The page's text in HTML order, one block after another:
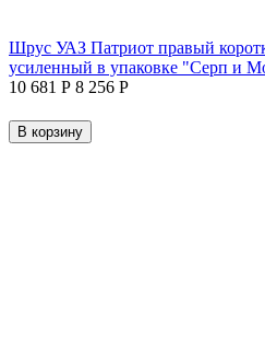
Шрус УАЗ Патриот правый
усиленный в упаковке "Серп и
10 681 Р 8 256 Р
В корзину